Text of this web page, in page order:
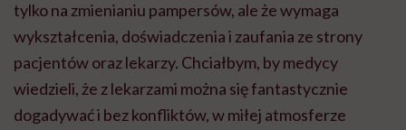
tylko na zmienianiu pampersów, ale że wymaga
wykształcenia, doświadczenia i zaufania ze strony
pacjentów oraz lekarzy. Chciałbym, by medycy
wiedzieli, że z lekarzami można się fantastycznie
dogadywać i bez konfliktów, w miłej atmosferze